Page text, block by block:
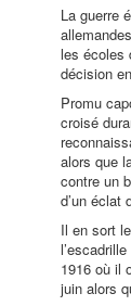
La guerre
les écoles
décision
Promu
croisé
alors que
contre un
d’un éclat
Il en sort
1916 où il
juin alors